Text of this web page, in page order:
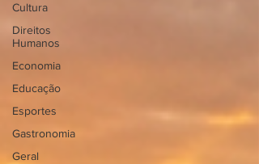
Cultura
Direitos
Humanos
Economia
Educação
Esportes
Gastronomia
Geral